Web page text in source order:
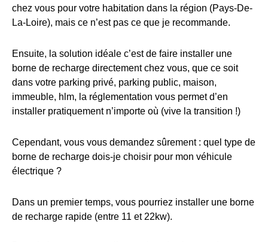
chez vous pour votre habitation dans la région (Pays-De-
La-Loire), mais ce n’est pas ce que je recommande.
Ensuite, la solution idéale c’est de faire installer une
borne de recharge directement chez vous, que ce soit
dans votre parking privé, parking public, maison,
immeuble, hlm, la réglementation vous permet d’en
installer pratiquement n’importe où (vive la transition !)
Cependant, vous vous demandez sûrement : quel type de
borne de recharge dois-je choisir pour mon véhicule
électrique ?
Dans un premier temps, vous pourriez installer une borne
de recharge rapide (entre 11 et 22kw).